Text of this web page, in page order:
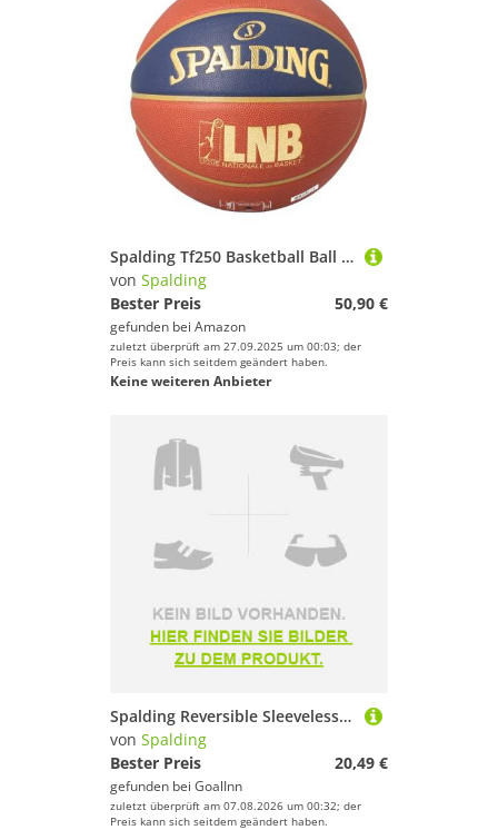
Spalding Tf250 Basketball Ball (7, LNB)
von Spalding
Bester Preis
50,90 €
gefunden bei Amazon
zuletzt überprüft am 27.09.2025 um 00:03; der
Preis kann sich seitdem geändert haben.
Keine weiteren Anbieter
Spalding Reversible Sleeveless T-shirt Rot S Mann
von Spalding
Bester Preis
20,49 €
gefunden bei GoalInn
zuletzt überprüft am 07.08.2026 um 00:32; der
Preis kann sich seitdem geändert haben.